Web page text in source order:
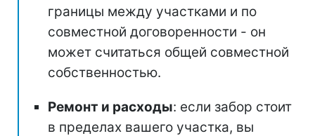
границы между участками и по
совместной договоренности - он
может считаться общей совместной
собственностью.
Ремонт и расходы: если забор стоит
в пределах вашего участка, вы